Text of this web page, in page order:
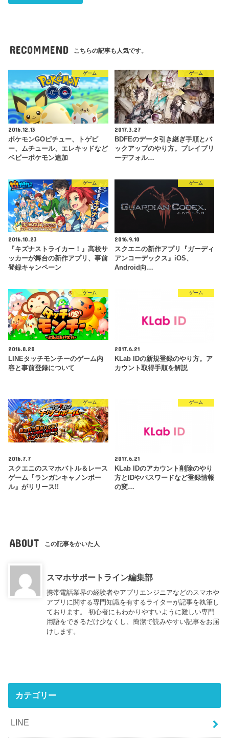
RECOMMEND こちらの記事も人気です。
ゲーム
2016.12.13
ポケモンGOピチュー、トゲピ
ー、ムチュール、エレキッドなど
ベビーポケモン追加
ゲーム
2017.3.27
BDFEのデータ引き継ぎ手順とバ
ックアップのやり方。ブレイブリ
ーデフォル…
ゲーム
2016.10.23
『キズナストライカー！』高校サ
ッカーが舞台の新作アプリ、事前
登録キャンペーン
ゲーム
2016.9.10
スクエニの新作アプリ『ガーディ
アンコーデックス』iOS、
Android向…
ゲーム
2016.8.20
LINEタッチモンチーのゲーム内
容と事前登録について
ゲーム
2017.6.21
KLab IDの新規登録のやり方。ア
カウント取得手順を解説
ゲーム
2016.7.7
スクエニのスマホバトル＆レース
ゲーム『ランガンキャノンボー
ル』がリリース!!
ゲーム
2017.6.21
KLab IDのアカウント削除のやり
方とIDやパスワードなど登録情報
の変…
ABOUT この記事をかいた人
スマホサポートライン編集部
携帯電話業界の経験者やアプリエンジニアなどのスマホや
アプリに関する専門知識を有するライターが記事を執筆し
ております。 初心者にもわかりやすいように難しい専門
用語をできるだけ少なくし、簡潔で読みやすい記事をお届
けします。
カテゴリー
LINE